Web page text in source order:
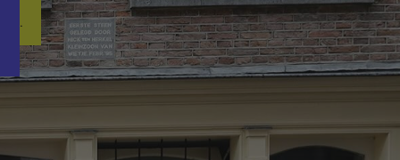
Word nu gratis en geheel vrijblijvend lid van ons Vacature Via